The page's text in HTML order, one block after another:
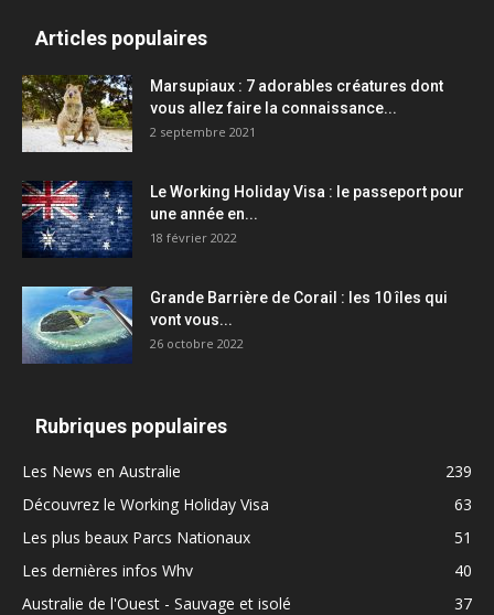
Articles populaires
Marsupiaux : 7 adorables créatures dont
vous allez faire la connaissance...
2 septembre 2021
Le Working Holiday Visa : le passeport pour
une année en...
18 février 2022
Grande Barrière de Corail : les 10 îles qui
vont vous...
26 octobre 2022
Rubriques populaires
Les News en Australie
239
Découvrez le Working Holiday Visa
63
Les plus beaux Parcs Nationaux
51
Les dernières infos Whv
40
Australie de l'Ouest - Sauvage et isolé
37